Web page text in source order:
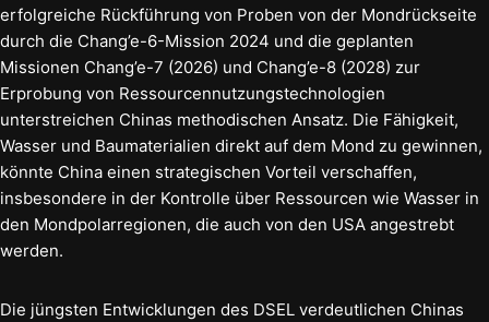
erfolgreiche Rückführung von Proben von der Mondrückseite
durch die Chang’e-6-Mission 2024 und die geplanten
Missionen Chang’e-7 (2026) und Chang’e-8 (2028) zur
Erprobung von Ressourcennutzungstechnologien
unterstreichen Chinas methodischen Ansatz. Die Fähigkeit,
Wasser und Baumaterialien direkt auf dem Mond zu gewinnen,
könnte China einen strategischen Vorteil verschaffen,
insbesondere in der Kontrolle über Ressourcen wie Wasser in
den Mondpolarregionen, die auch von den USA angestrebt
werden.
Die jüngsten Entwicklungen des DSEL verdeutlichen Chinas